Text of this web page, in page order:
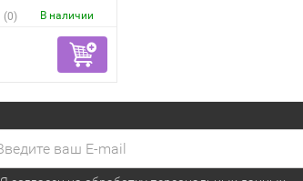
(0)
В наличии